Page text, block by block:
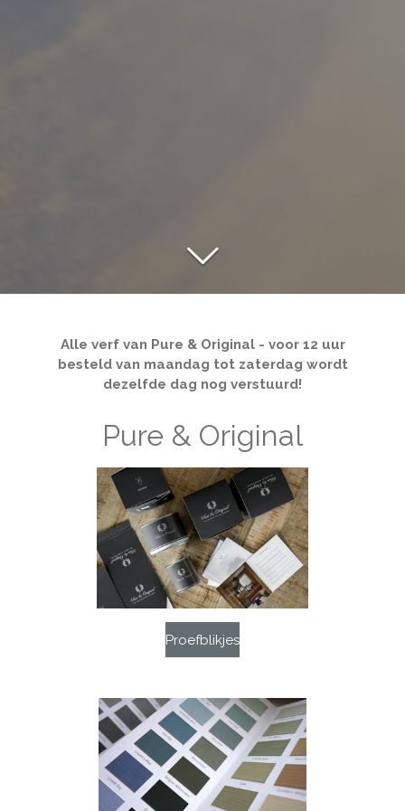
Alle verf van Pure & Original - voor 12 uur
besteld van maandag tot zaterdag wordt
dezelfde dag nog verstuurd!
Pure & Original
Proefblikjes